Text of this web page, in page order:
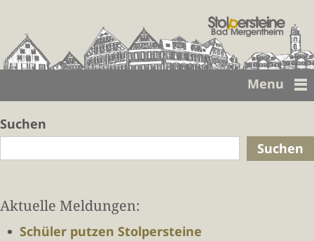
Menu
Suchen
Suchen
Aktuelle Meldungen:
Schüler putzen Stolpersteine